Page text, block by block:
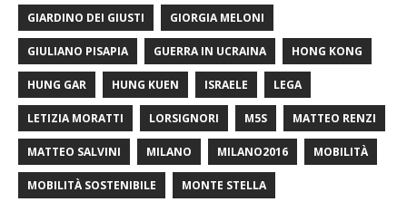
GIARDINO DEI GIUSTI GIORGIA MELONI
GIULIANO PISAPIA GUERRA IN UCRAINA HONG KONG
HUNG GAR HUNG KUEN ISRAELE LEGA
LETIZIA MORATTI LORSIGNORI M5S MATTEO RENZI
MATTEO SALVINI MILANO MILANO2016 MOBILITÀ
MOBILITÀ SOSTENIBILE MONTE STELLA